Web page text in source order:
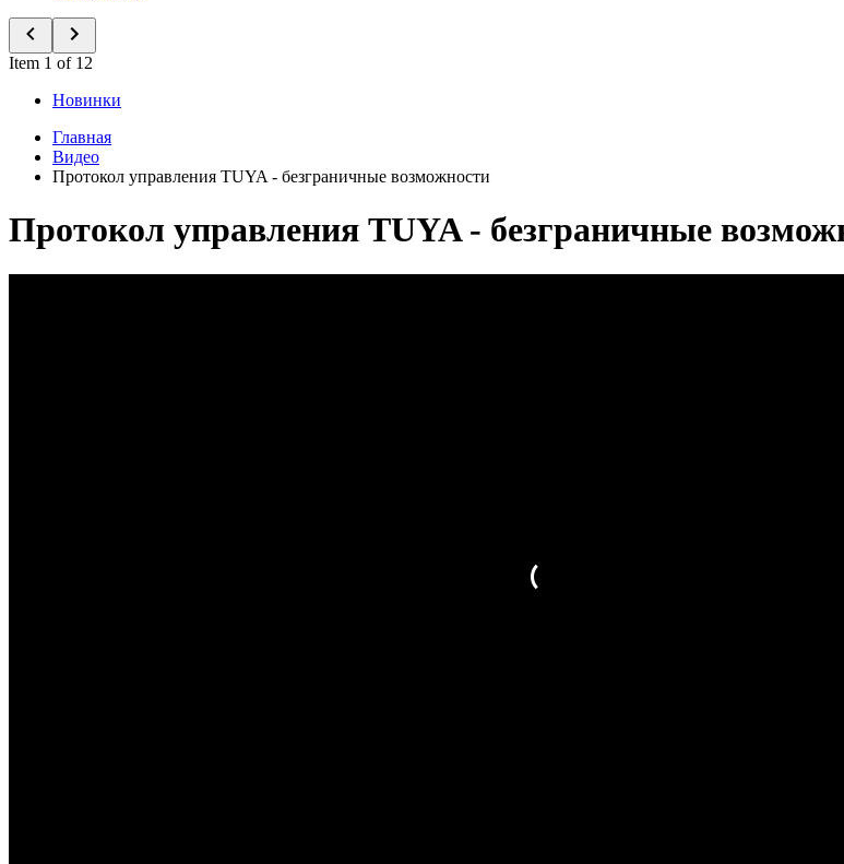
Item 1 of 12
Новинки
Главная
Видео
Протокол управления TUYA - безграничные возможности
Протокол управления TUYA - безграничные